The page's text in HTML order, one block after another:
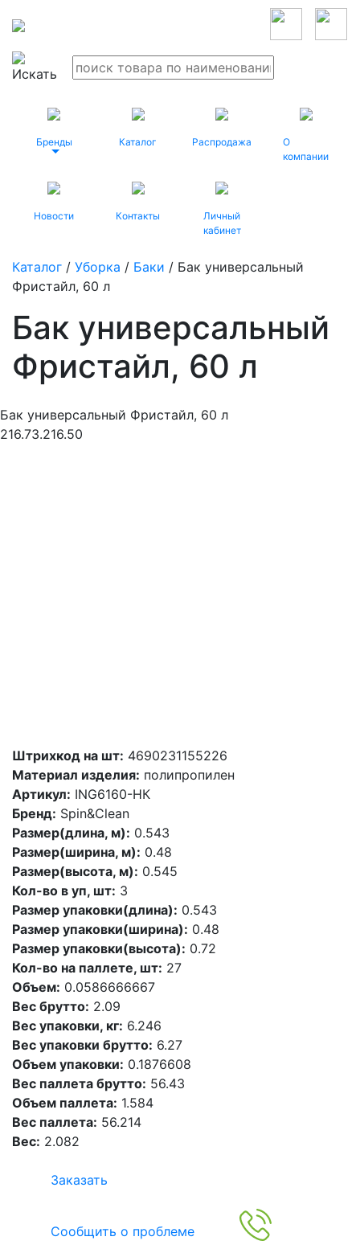
Бренды Каталог Распродажа
О
компании
Новости Контакты
Личный
кабинет
Каталог / Уборка / Баки / Бак универсальный
Фристайл, 60 л
Бак универсальный
Фристайл, 60 л
Бак универсальный Фристайл, 60 л
216.73.216.50
Штрихкод на шт: 4690231155226
Материал изделия: полипропилен
Артикул: ING6160-НК
Бренд: Spin&Clean
Размер(длина, м): 0.543
Размер(ширина, м): 0.48
Размер(высота, м): 0.545
Кол-во в уп, шт: 3
Размер упаковки(длина): 0.543
Размер упаковки(ширина): 0.48
Размер упаковки(высота): 0.72
Кол-во на паллете, шт: 27
Объем: 0.0586666667
Вес брутто: 2.09
Вес упаковки, кг: 6.246
Вес упаковки брутто: 6.27
Объем упаковки: 0.1876608
Вес паллета брутто: 56.43
Объем паллета: 1.584
Вес паллета: 56.214
Вес: 2.082
Заказать
Сообщить о проблеме